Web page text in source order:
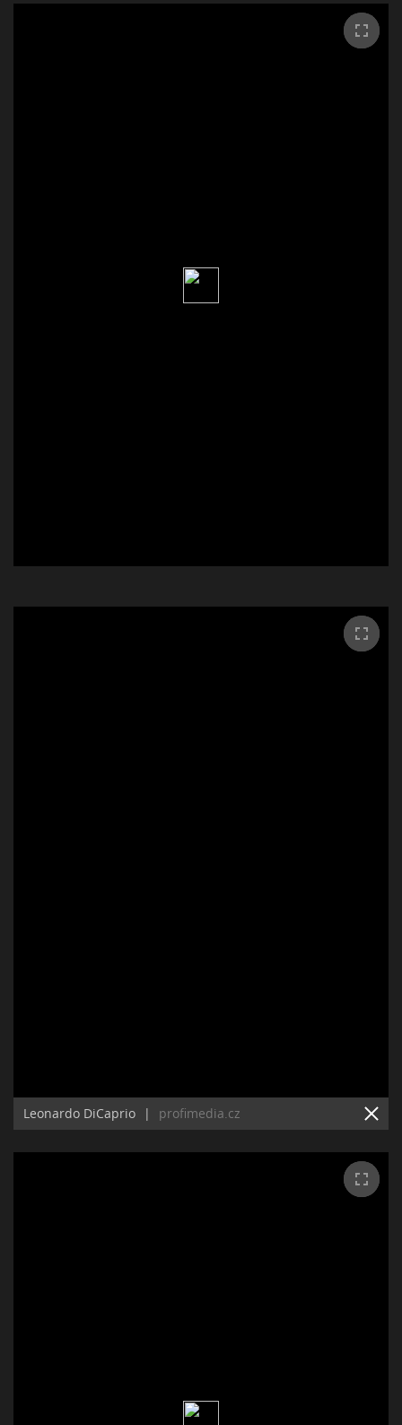
Leonardo DiCaprio | profimedia.cz